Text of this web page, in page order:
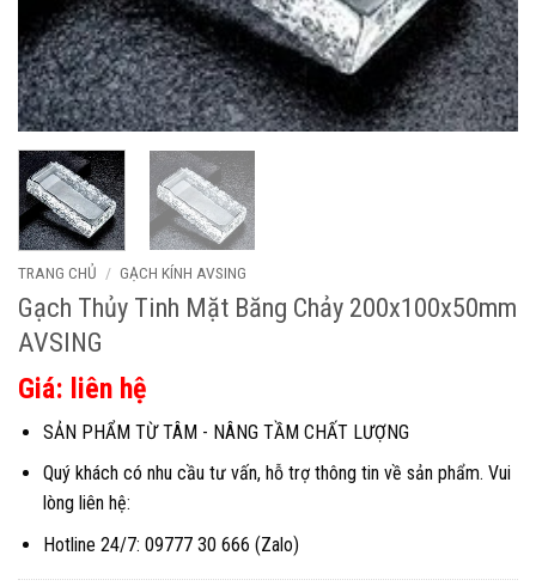
TRANG CHỦ / GẠCH KÍNH AVSING
Gạch Thủy Tinh Mặt Băng Chảy 200x100x50mm
AVSING
Giá: liên hệ
SẢN PHẨM TỪ TÂM - NÂNG TẦM CHẤT LƯỢNG
Quý khách có nhu cầu tư vấn, hỗ trợ thông tin về sản phẩm. Vui
lòng liên hệ:
Hotline 24/7: 09777 30 666 (Zalo)